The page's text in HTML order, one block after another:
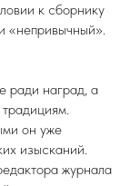
к сборнику
«непривычный».
ради наград, а
он уже
изысканий.
журнала